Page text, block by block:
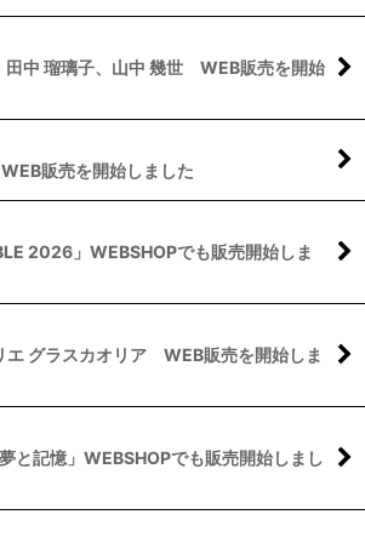
田中 瑠璃子、山中 幾世 WEB販売を開始
販売を開始しました
2026」WEBSHOPでも販売開始しま
グラスカオリア WEB販売を開始しま
と記憶」WEBSHOPでも販売開始しまし